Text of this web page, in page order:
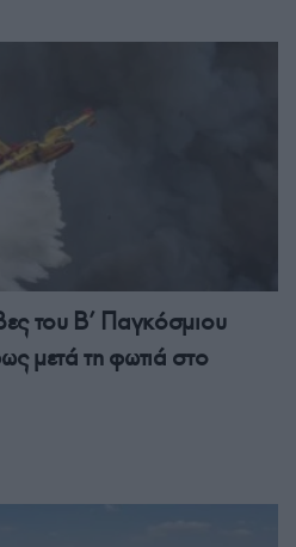
του Β’ Παγκόσμιου
μετά τη φωτιά στο